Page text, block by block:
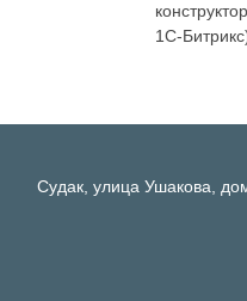
Судак, улица Ушакова,